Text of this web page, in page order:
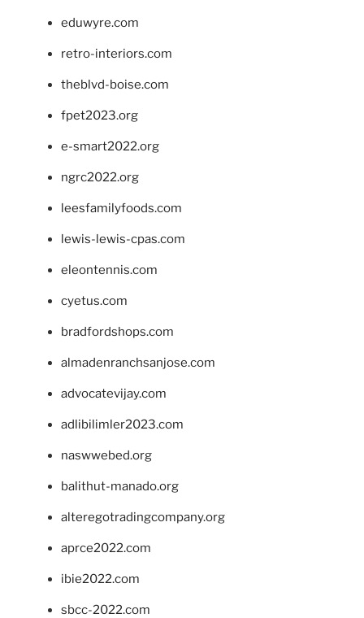
eduwyre.com
retro-interiors.com
theblvd-boise.com
fpet2023.org
e-smart2022.org
ngrc2022.org
leesfamilyfoods.com
lewis-lewis-cpas.com
eleontennis.com
cyetus.com
bradfordshops.com
almadenranchsanjose.com
advocatevijay.com
adlibilimler2023.com
naswwebed.org
balithut-manado.org
alteregotradingcompany.org
aprce2022.com
ibie2022.com
sbcc-2022.com